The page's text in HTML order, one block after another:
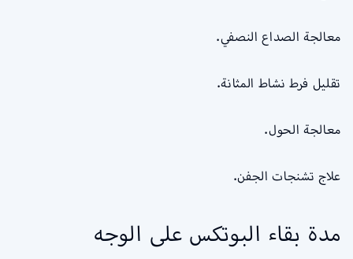
معالجة الصداع النصفي.
تقليل فرط نشاط المثانة.
معالجة الحول.
علاج تشنجات الجفن.
مدة بقاء البوتكس على الوجه